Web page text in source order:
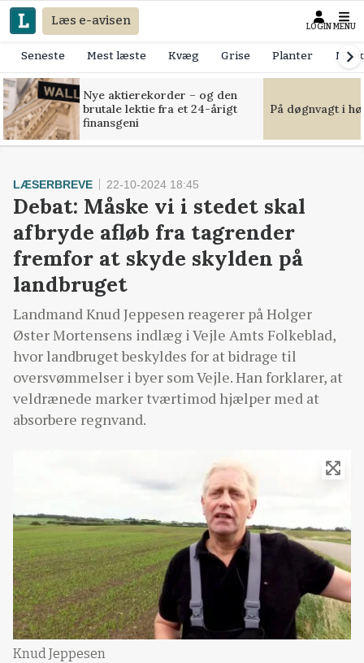
Læs e-avisen LOGIN MENU
Seneste Mest læste Kvæg Grise Planter
Nye aktierekorder – og den
brutale lektie fra et 24-årigt
finansgeni
På døgnvagt i
LÆSERBREVE 22-10-2024 18:45
Debat: Måske vi i stedet skal
afbryde afløb fra tagrender
fremfor at skyde skylden på
landbruget
Landmand Knud Jeppesen reagerer på Holger
Øster Mortensens indlæg i Vejle Amts Folkeblad,
hvor landbruget beskyldes for at bidrage til
oversvømmelser i byer som Vejle. Han forklarer, at
veldrænede marker tværtimod hjælper med at
absorbere regnvand.
Knud Jeppesen